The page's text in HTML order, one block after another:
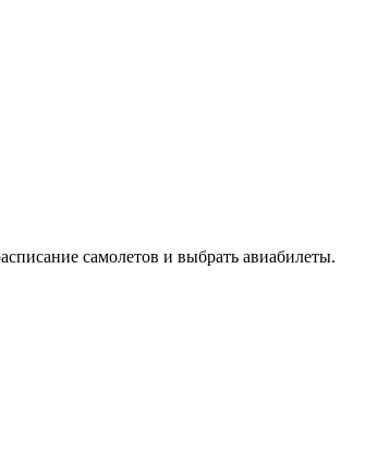
самолетов и выбрать авиабилеты.